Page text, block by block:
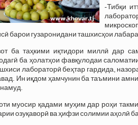
-Тибқи
барои гузаронидани ташхисҳои
ба таҳкими иқтидори миллӣ дар
ба ҳолатҳои фавқулодаи
лабораторӣ беҳтар гардида,
Ин иқдом ҳамчунин ба таъмини
муосир қадами муҳим дар роҳи
озуқаворӣ ва ҳифзи солимии аҳолӣ